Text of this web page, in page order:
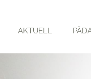
AKTUELL